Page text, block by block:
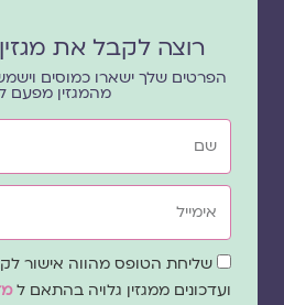
רוצה לקבל את מגזין
הפרטים שלך ישארו כמוסים
מהמגזין מפעם
שם
אימייל
שדהשליחת הטופס מהווה אישור
ועדכונים ממגזין גלויה בהתאם ל